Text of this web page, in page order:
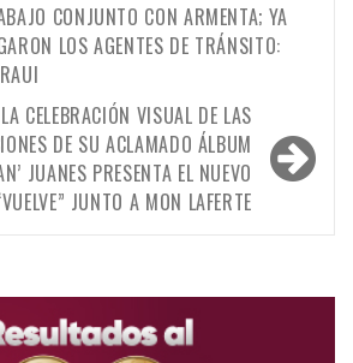
CONJUNTO CON ARMENTA; YA
LOS AGENTES DE TRÁNSITO:
CELEBRACIÓN VISUAL DE LAS
DE SU ACLAMADO ÁLBUM
JUANES PRESENTA EL NUEVO
JUNTO A MON LAFERTE